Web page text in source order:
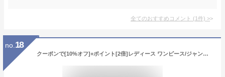
全てのおすすめコメント (1件) >
no. 18
クーポンで[10%オフ]+ポイント[2倍]レディース ワンピース/ジャンパースカート/フレアスカート/サロペット/ミモレ丈/ハイウエストデザインがレトロキュート■エンボスストレッチカットソーフレアシルエット 3300115-003 M量 ラッピング クリスマス プレゼント